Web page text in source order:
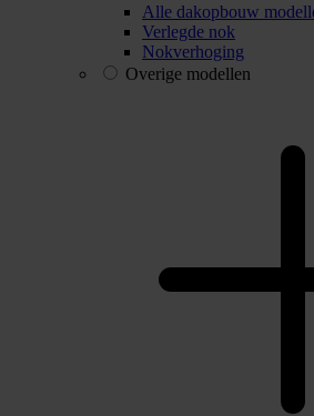
Alle dakopbouw
Verlegde nok
Nokverhoging
Overige modellen